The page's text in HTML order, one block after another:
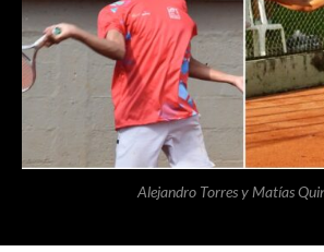
Alejandro Torres y Matías